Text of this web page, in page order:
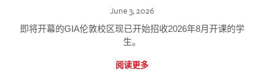
June 3, 2026
即将开幕的GIA伦敦校区现已开始招收2026年8月开课的学
生。
阅读更多